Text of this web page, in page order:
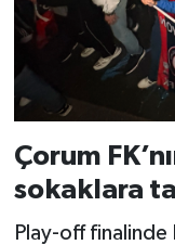
Çorum
sokaklara
Play-off finalinde